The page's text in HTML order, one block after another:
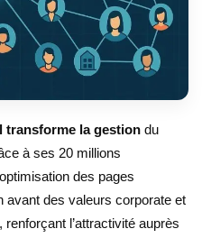
transforme la gestion du
à ses 20 millions
des pages
avant des valeurs corporate et
l’attractivité auprès